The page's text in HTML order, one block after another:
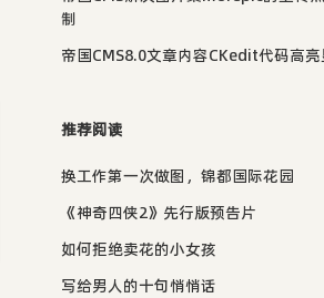
制
帝国CMS8.0文章内容CKedit代码高亮
推荐阅读
换工作第一次做图，锦都国际花园
《神奇四侠2》先行版预告片
如何拒绝卖花的小女孩
写给男人的十句悄悄话